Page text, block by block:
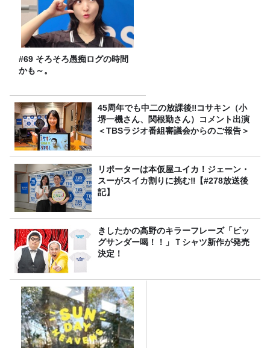
#69 そろそろ愚痴ログの時間
かも～。
45周年でも中二の放課後‼コサキン（小
堺一機さん、関根勤さん）コメント出演
＜TBSラジオ番組審議会からのご報告＞
リポーターは本仮屋ユイカ！ジェーン・
スーがスイカ割りに挑む‼【#278放送後
記】
きしたかの高野のキラーフレーズ「ビッ
グサンダー喝！！」Ｔシャツ新作が発売
決定！